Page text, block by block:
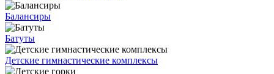
Балансиры
Батуты
Детские гимнастические комплексы